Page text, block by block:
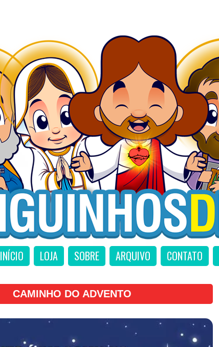
INÍCIO LOJA SOBRE ARQUIVO CONTATO
CAMINHO DO ADVENTO